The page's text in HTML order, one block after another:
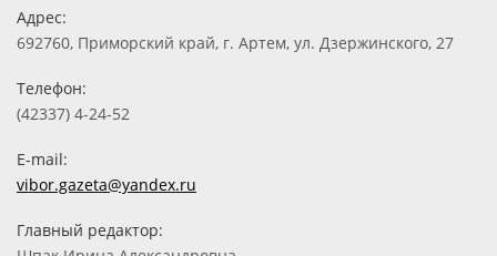
Адрес:
692760, Приморский край, г. Артем, ул. Дзержинского, 27
Телефон:
(42337) 4-24-52
E-mail:
vibor.gazeta@yandex.ru
Главный редактор: